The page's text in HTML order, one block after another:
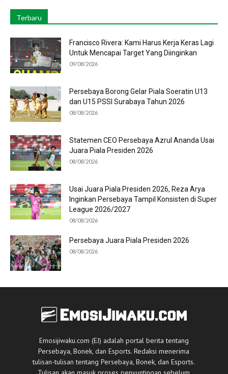
Terbaru
Francisco Rivera: Kami Harus Kerja Keras Lagi
Untuk Mencapai Target Yang Diinginkan
09/08/2026
Persebaya Borong Gelar Piala Soeratin U13
dan U15 PSSI Surabaya Tahun 2026
08/08/2026
Statemen CEO Persebaya Azrul Ananda Usai
Juara Piala Presiden 2026
08/08/2026
Usai Juara Piala Presiden 2026, Reza Arya
Inginkan Persebaya Tampil Konsisten di Super
League 2026/2027
08/08/2026
Persebaya Juara Piala Presiden 2026
08/08/2026
Emosijiwaku.com (EJ) adalah portal berita tentang
Persebaya, Bonek, dan Esports. Redaksi menerima
tulisan-tulisan tentang Persebaya, Bonek, dan Esports.